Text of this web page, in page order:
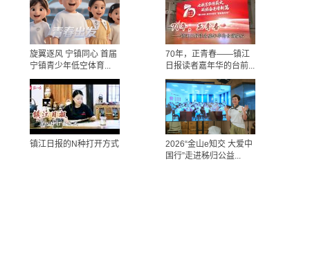
旋翼逐风 宁镇同心 首届
宁镇青少年低空体育...
70年，正青春——镇江
日报读者嘉年华的台前...
镇江日报的N种打开方式
2026“金山e知交 大爱中
国行”走进秭归公益...